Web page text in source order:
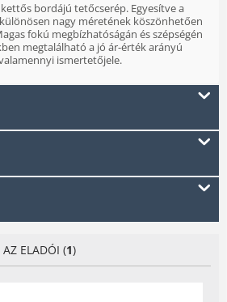
bordájú tetőcserép. Egyesítve a
nagy méretének köszönhetően
fokú megbízhatóságán és szépségén
megtalálható a jó ár-érték arányú
ismertetőjele.
ELADÓI (1)